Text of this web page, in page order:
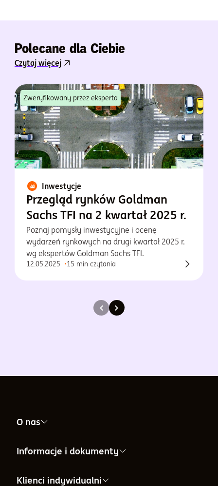
Polecane dla Ciebie
Czytaj więcej
Zweryfikowany przez eksperta
Inwestycje
Przegląd rynków Goldman
Sachs TFI na 2 kwartał 2025 r.
Poznaj pomysły inwestycyjne i ocenę
wydarzeń rynkowych na drugi kwartał 2025 r.
wg ekspertów Goldman Sachs TFI.
12.05.2025 15 min czytania
O nas
Nasza firma
Informacje i dokumenty
Informacje i dokumenty
Klienci indywidualni